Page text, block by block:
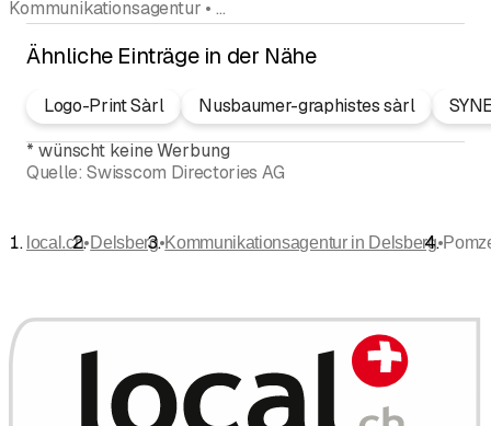
Kommunikationsagentur • Webdesign • Marketing
Ähnliche Einträge in der Nähe
Logo-Print Sàrl Nusbaumer-graphistes sàrl
* wünscht keine Werbung
Quelle: Swisscom Directories AG
local.ch•Delsberg•Kommunikationsagentur in Delsberg•